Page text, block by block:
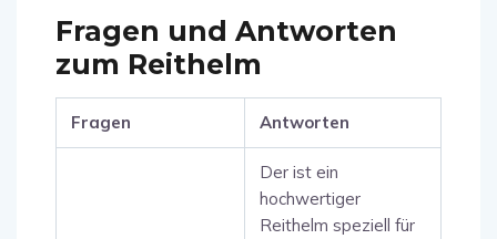
Fragen und Antworten
zum Reithelm
Fragen Antworten
Der ist ein
hochwertiger
Reithelm speziell für